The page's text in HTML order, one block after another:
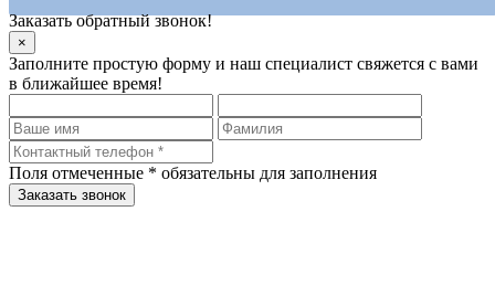
Заказать обратный звонок!
×
Заполните простую форму и наш специалист свяжется с вами
в ближайшее время!
Поля отмеченные * обязательны для заполнения